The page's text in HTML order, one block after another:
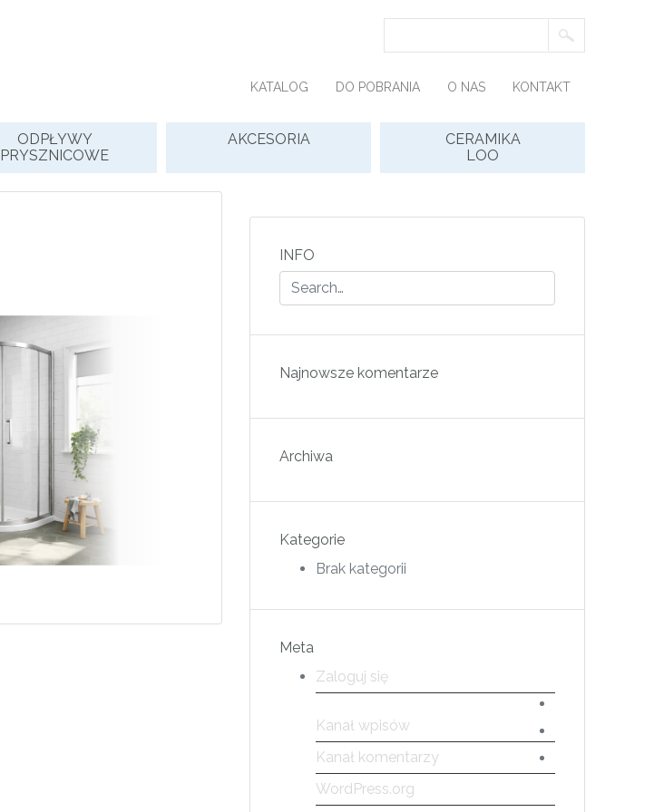
KATALOG DO POBRANIA O NAS KONTAKT
ODPŁYWY
PRYSZNICOWE
AKCESORIA
CERAMIKA
LOO
INFO
Najnowsze komentarze
Archiwa
Kategorie
Brak kategorii
Meta
Zaloguj się
Kanał wpisów
Kanał komentarzy
WordPress.org